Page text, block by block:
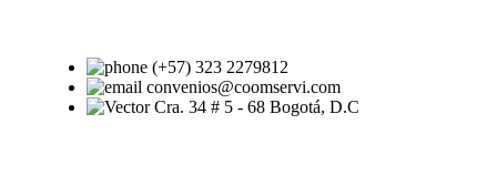
(+57) 323 2279812
convenios@coomservi.com
Cra. 34 # 5 - 68 Bogotá, D.C